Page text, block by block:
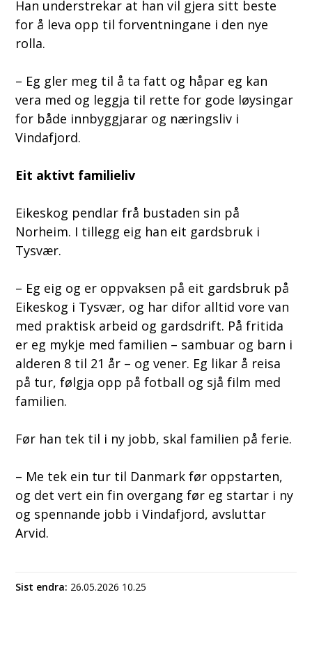
Han understrekar at han vil gjera sitt beste
for å leva opp til forventningane i den nye
rolla.
– Eg gler meg til å ta fatt og håpar eg kan
vera med og leggja til rette for gode løysingar
for både innbyggjarar og næringsliv i
Vindafjord.
Eit aktivt familieliv
Eikeskog pendlar frå bustaden sin på
Norheim. I tillegg eig han eit gardsbruk i
Tysvær.
– Eg eig og er oppvaksen på eit gardsbruk på
Eikeskog i Tysvær, og har difor alltid vore van
med praktisk arbeid og gardsdrift. På fritida
er eg mykje med familien – sambuar og barn i
alderen 8 til 21 år – og vener. Eg likar å reisa
på tur, følgja opp på fotball og sjå film med
familien.
Før han tek til i ny jobb, skal familien på ferie.
– Me tek ein tur til Danmark før oppstarten,
og det vert ein fin overgang før eg startar i ny
og spennande jobb i Vindafjord, avsluttar
Arvid.
Sist endra 26.05.2026 10.25